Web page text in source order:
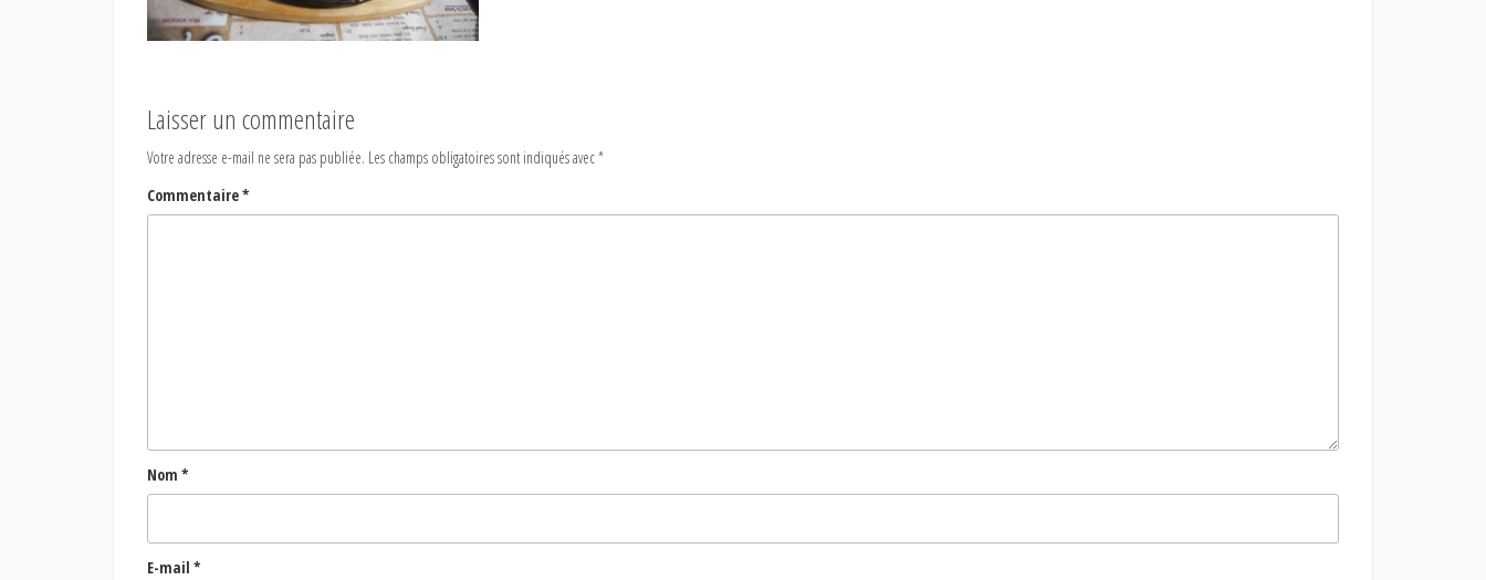
Laisser un commentaire
Votre adresse e-mail ne sera pas publiée. Les champs obligatoires sont indiqués avec*
Commentaire*
Nom *
E-mail *